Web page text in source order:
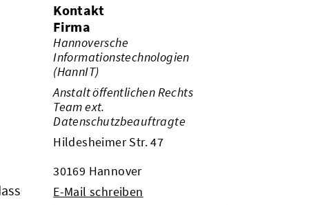
Kontakt
Firma
Hannoversche
Informationstechnologien
(HannIT)
Anstalt öffentlichen Rechts
Team ext.
Datenschutzbeauftragte
Hildesheimer Str. 47
30169 Hannover
E-Mail schreiben